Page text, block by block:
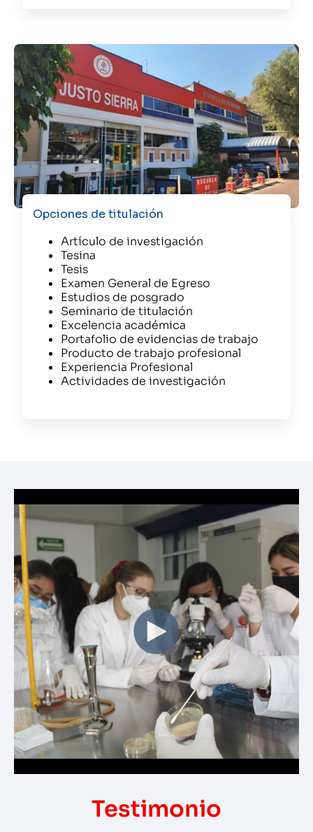
Opciones de titulación
Artículo de investigación
Tesina
Tesis
Examen General de Egreso
Estudios de posgrado
Seminario de titulación
Excelencia académica
Portafolio de evidencias de trabajo
Producto de trabajo profesional
Experiencia Profesional
Actividades de investigación
Testimonio